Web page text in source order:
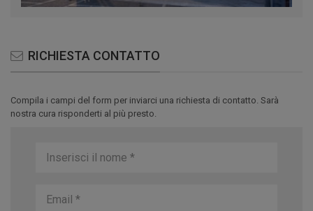
RICHIESTA CONTATTO
Compila i campi del form per inviarci una richiesta di contatto. Sarà
nostra cura risponderti al più presto.